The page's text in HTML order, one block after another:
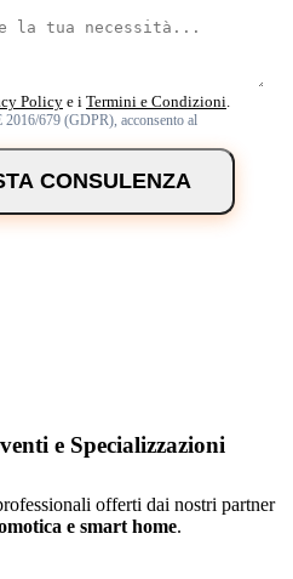
Policy e i Termini e Condizioni.
679 (GDPR), acconsento al
CONSULENZA
e Specializzazioni
offerti dai nostri partner
e smart home.